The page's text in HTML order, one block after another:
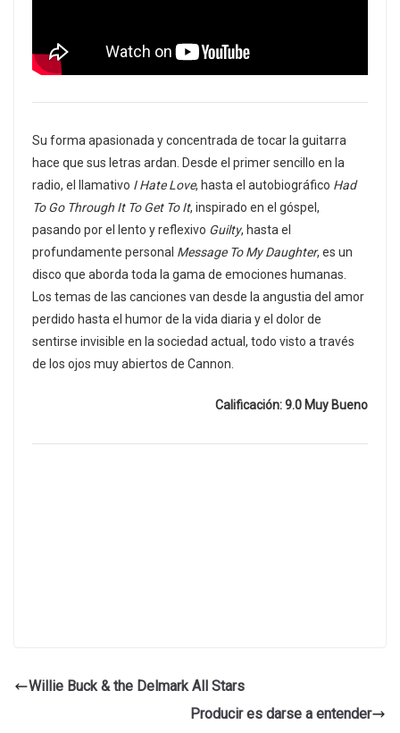
Su forma apasionada y concentrada de tocar la guitarra
hace que sus letras ardan. Desde el primer sencillo en la
radio, el llamativo I Hate Love, hasta el autobiográfico Had
To Go Through It To Get To It, inspirado en el góspel,
pasando por el lento y reflexivo Guilty, hasta el
profundamente personal Message To My Daughter, es un
disco que aborda toda la gama de emociones humanas.
Los temas de las canciones van desde la angustia del amor
perdido hasta el humor de la vida diaria y el dolor de
sentirse invisible en la sociedad actual, todo visto a través
de los ojos muy abiertos de Cannon.
Calificación: 9.0 Muy Bueno
Willie Buck & the Delmark All Stars
Producir es darse a entender